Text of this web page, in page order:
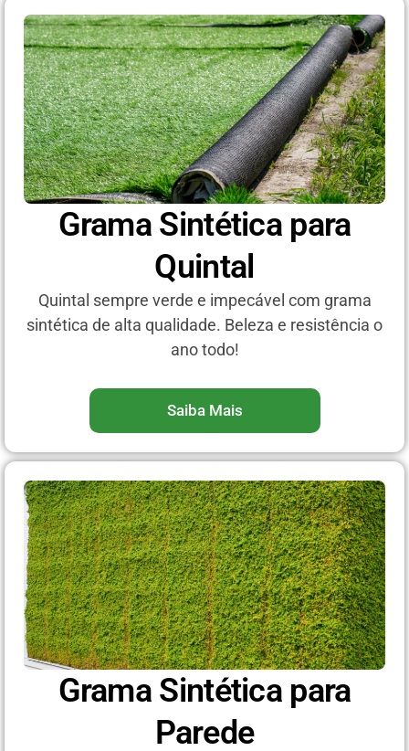
Grama Sintética para
Quintal
Quintal sempre verde e impecável com grama
sintética de alta qualidade. Beleza e resistência o
ano todo!
Saiba Mais
Grama Sintética para
Parede